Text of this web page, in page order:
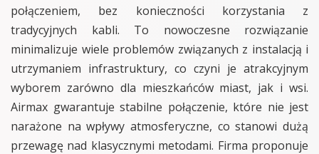
połączeniem, bez konieczności korzystania z
tradycyjnych kabli. To nowoczesne rozwiązanie
minimalizuje wiele problemów związanych z instalacją i
utrzymaniem infrastruktury, co czyni je atrakcyjnym
wyborem zarówno dla mieszkańców miast, jak i wsi.
Airmax gwarantuje stabilne połączenie, które nie jest
narażone na wpływy atmosferyczne, co stanowi dużą
przewagę nad klasycznymi metodami. Firma proponuje